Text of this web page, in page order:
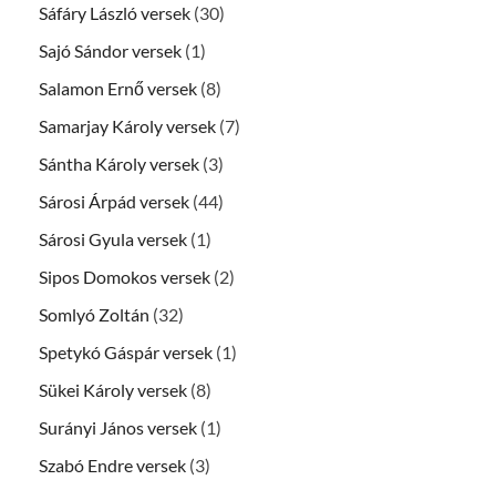
Sáfáry László versek (30)
Sajó Sándor versek (1)
Salamon Ernő versek (8)
Samarjay Károly versek (7)
Sántha Károly versek (3)
Sárosi Árpád versek (44)
Sárosi Gyula versek (1)
Sipos Domokos versek (2)
Somlyó Zoltán (32)
Spetykó Gáspár versek (1)
Sükei Károly versek (8)
Surányi János versek (1)
Szabó Endre versek (3)